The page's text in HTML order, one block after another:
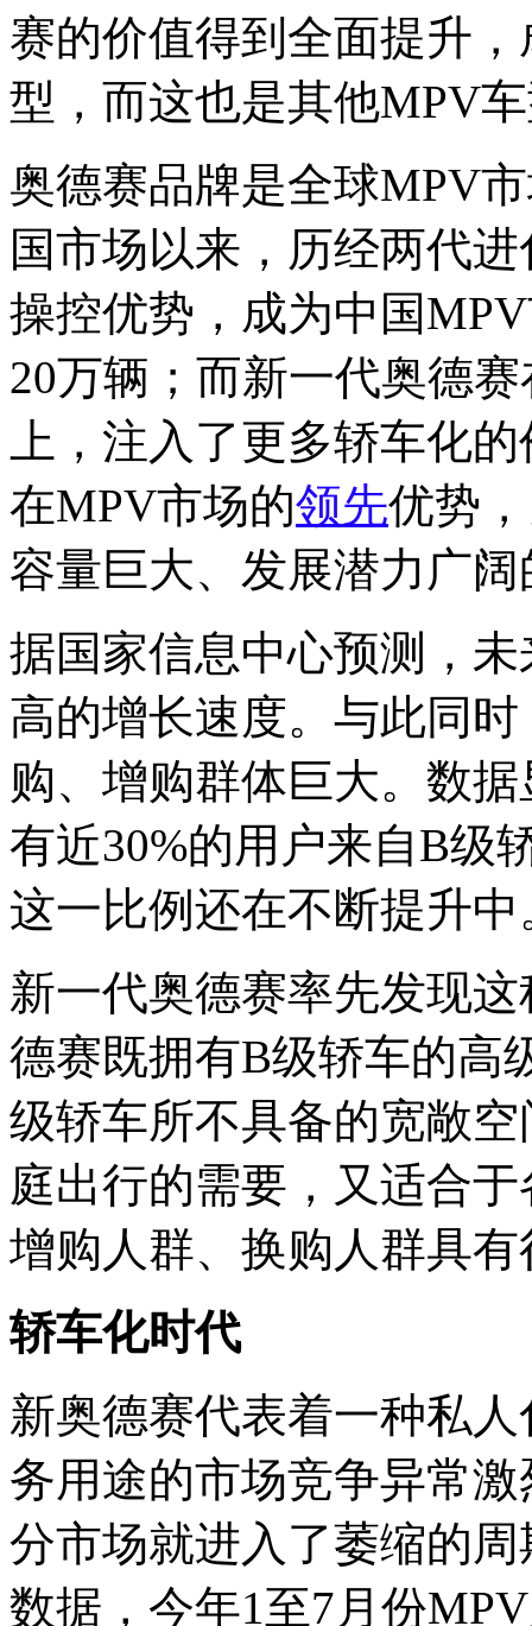
赛的价值得到全面提升
型，而这也是其他MPV
奥德赛品牌是全球MPV
国市场以来，历经两代
操控优势，成为中国
20万辆；而新一代奥德
上，注入了更多轿车化
在MPV市场的领先优势
容量巨大、发展潜力广
据国家信息中心预测，
高的增长速度。与此同
购、增购群体巨大。数
有近30%的用户来自B级
这一比例还在不断提升中
新一代奥德赛率先发现
德赛既拥有B级轿车的高
级轿车所不具备的宽敞
庭出行的需要，又适合
增购人群、换购人群具
轿车化时代
新奥德赛代表着一种私
务用途的市场竞争异常
分市场就进入了萎缩的
数据，今年1至7月份